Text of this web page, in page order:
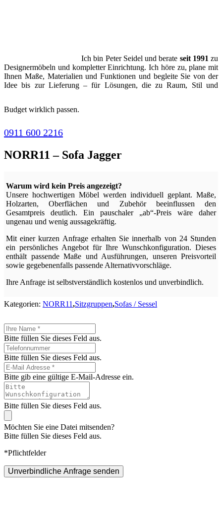
Ich bin Peter Seidel und berate seit 1991 zu
Designermöbeln und kompletter Einrichtung. Ich höre zu, plane mit
Ihnen Maße, Materialien und Funktionen und begleite Sie von der
Idee bis zur Lieferung – für Lösungen, die zu Raum, Stil und
Budget wirklich passen.
0911 600 2216
NORR11 – Sofa Jagger
Warum wird kein Preis angezeigt?
Unsere hochwertigen Möbel werden individuell geplant. Maße,
Holzarten, Oberflächen und Zubehör beeinflussen den
Gesamtpreis deutlich. Ein pauschaler „ab“-Preis wäre daher
ungenau und wenig aussagekräftig.
Mit einer kurzen Anfrage erhalten Sie innerhalb von 24 Stunden
ein persönliches Angebot für Ihre Wunschkonfiguration. Dieses
enthält passende Maße und Ausführungen, unseren Preisvorteil
sowie gegebenenfalls passende Alternativvorschläge.
Ihre Anfrage ist selbstverständlich kostenlos und unverbindlich.
Kategorien: NORR11,Sitzgruppen,Sofas / Sessel
Bitte füllen Sie dieses Feld aus.
Bitte füllen Sie dieses Feld aus.
Bitte gib eine gültige E-Mail-Adresse ein.
Bitte füllen Sie dieses Feld aus.
Möchten Sie eine Datei mitsenden?
Bitte füllen Sie dieses Feld aus.
*Pflichtfelder
Unverbindliche Anfrage senden